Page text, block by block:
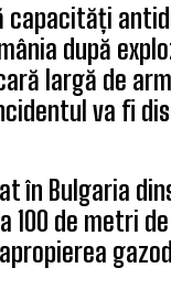
capacități
după
largă de
va fi
în Bulgaria
100 de metri